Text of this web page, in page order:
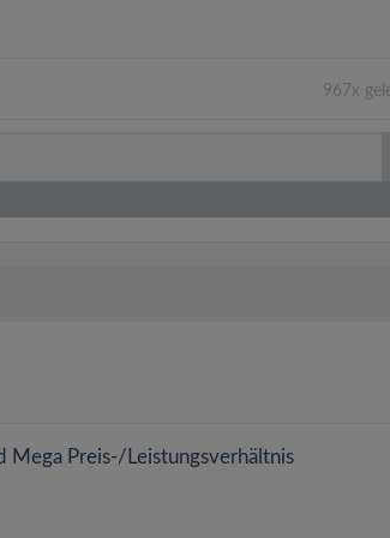
967x
Mega Preis-/Leistungsverhältnis